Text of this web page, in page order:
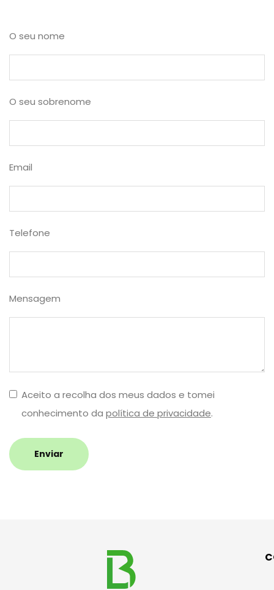
O seu nome
O seu sobrenome
Email
Telefone
Mensagem
Aceito a recolha dos meus dados e tomei
conhecimento da política de privacidade.
Enviar